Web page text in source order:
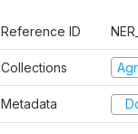
Reference ID
Collections
Metadata